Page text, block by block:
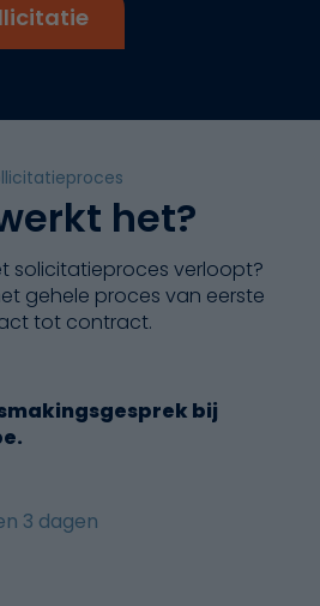
het?
solicitatieproces verloopt?
gehele proces van eerste
tot contract.
3 dagen
bij